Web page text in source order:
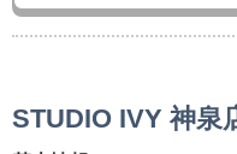
STUDIO IVY 神泉